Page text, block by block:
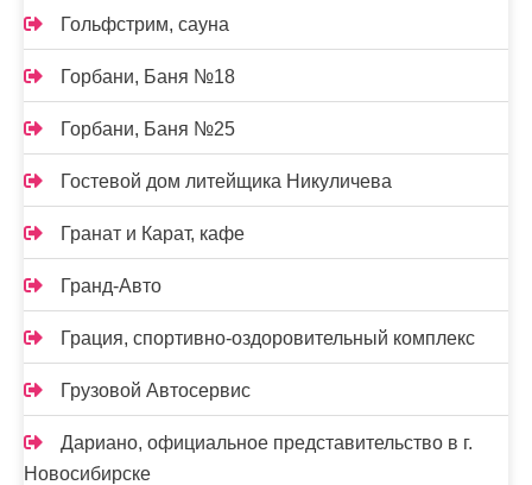
Гольфстрим, сауна
Горбани, Баня №18
Горбани, Баня №25
Гостевой дом литейщика Никуличева
Гранат и Карат, кафе
Гранд-Авто
Грация, спортивно-оздоровительный комплекс
Грузовой Автосервис
Дариано, официальное представительство в г.
Новосибирске